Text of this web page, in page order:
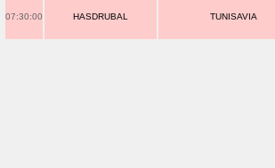
07:30:00 HASDRUBAL TUNISAVIA